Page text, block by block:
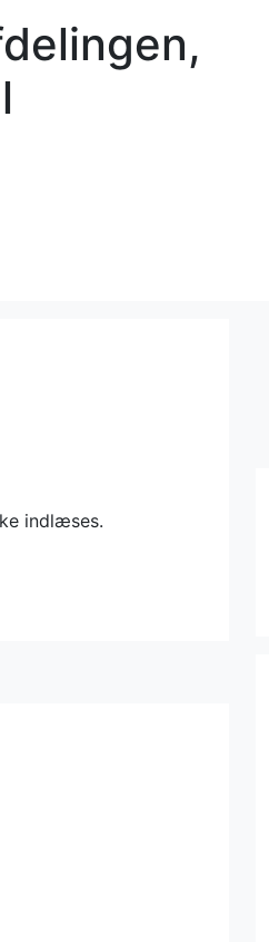
indlæses.